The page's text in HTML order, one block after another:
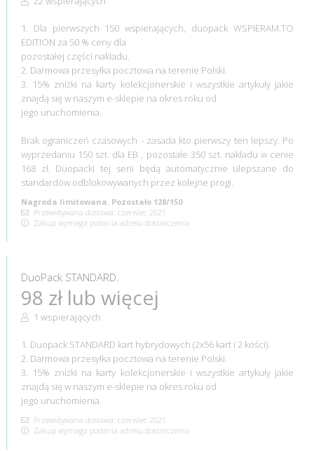
1. Dla pierwszych 150 wspierających, duopack WSPIERAM.TO
EDITION za 50 % ceny dla
pozostałej części nakładu.
2. Darmowa przesyłka pocztowa na terenie Polski.
3. 15% zniżki na karty kolekcjonerskie i wszystkie artykuły jakie
znajdą się w naszym e-sklepie na okres roku od
jego uruchomienia.
Brak ograniczeń czasowych - zasada kto pierwszy ten lepszy. Po
wyprzedaniu 150 szt. dla EB , pozostałe 350 szt. nakładu w cenie
168 zł. Duopacki tej serii będą automatycznie ulepszane do
standardów odblokowywanych przez kolejne progi.
Nagroda limitowana. Pozostało 128/150
Przewidywana dostawa: czerwiec 2021
Zakup wymaga podania adresu dostarczenia
DuoPack STANDARD.
98 zł lub więcej
1 wspierających
1. Duopack STANDARD kart hybrydowych (2x56 kart i 2 kości).
2. Darmowa przesyłka pocztowa na terenie Polski.
3. 15% zniżki na karty kolekcjonerskie i wszystkie artykuły jakie
znajdą się w naszym e-sklepie na okres roku od
jego uruchomienia.
Przewidywana dostawa: czerwiec 2021
Zakup wymaga podania adresu dostarczenia